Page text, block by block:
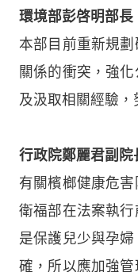
環境部彭啓明部長
本部目前重新規
關係的衝突，強
及汲取相關經驗，
行政院鄭麗君副院
有關檳榔健康危
衛福部在法案執
是保護兒少與孕
確，所以應加強